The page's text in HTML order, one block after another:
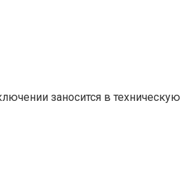
заносится в техническую